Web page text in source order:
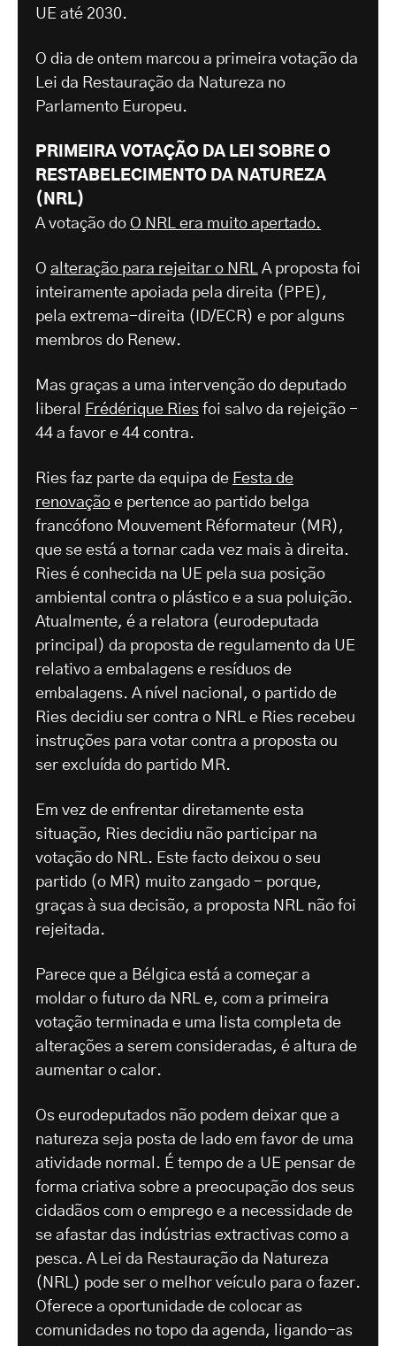
UE até 2030.
O dia de ontem marcou a primeira votação da
Lei da Restauração da Natureza no
Parlamento Europeu.
PRIMEIRA VOTAÇÃO DA LEI SOBRE O
RESTABELECIMENTO DA NATUREZA
(NRL)
A votação do O NRL era muito apertado.
O alteração para rejeitar o NRL A proposta foi
inteiramente apoiada pela direita (PPE),
pela extrema-direita (ID/ECR) e por alguns
membros do Renew.
Mas graças a uma intervenção do deputado
liberal
Frédérique Ries foi salvo da rejeição -
44 a favor e 44 contra.
Ries faz parte da equipa de Festa de
renovação e pertence ao partido belga
francófono Mouvement Réformateur (MR),
que se está a tornar cada vez mais à direita.
Ries é conhecida na UE pela sua posição
ambiental contra o plástico e a sua poluição.
Atualmente, é a relatora (eurodeputada
principal) da proposta de regulamento da UE
relativo a embalagens e resíduos de
embalagens. A nível nacional, o partido de
Ries decidiu ser contra o NRL e Ries recebeu
instruções para votar contra a proposta ou
ser excluída do partido MR.
Em vez de enfrentar diretamente esta
situação, Ries decidiu não participar na
votação do NRL. Este facto deixou o seu
partido (o MR) muito zangado - porque,
graças à sua decisão, a proposta NRL não foi
rejeitada.
Parece que a Bélgica está a começar a
moldar o futuro da NRL e, com a primeira
votação terminada e uma lista completa de
alterações a serem consideradas, é altura de
aumentar o calor.
Os eurodeputados não podem deixar que a
natureza seja posta de lado em favor de uma
atividade normal. É tempo de a UE pensar de
forma criativa sobre a preocupação dos seus
cidadãos com o emprego e a necessidade de
se afastar das indústrias extractivas como a
pesca. A Lei da Restauração da Natureza
(NRL) pode ser o melhor veículo para o fazer.
Oferece a oportunidade de colocar as
comunidades no topo da agenda, ligando-as